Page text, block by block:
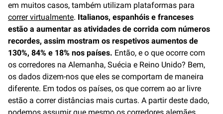
em muitos casos, também utilizam plataformas para
correr virtualmente. Italianos, espanhóis e franceses
estão a aumentar as atividades de corrida com números
recordes, assim mostram os respetivos aumentos de
130%, 84% e 18% nos países. Então, e o que ocorre com
os corredores na Alemanha, Suécia e Reino Unido? Bem,
os dados dizem-nos que eles se comportam de maneira
diferente. Em todos os países, os que correm ao ar livre
estão a correr distâncias mais curtas. A partir deste dado,